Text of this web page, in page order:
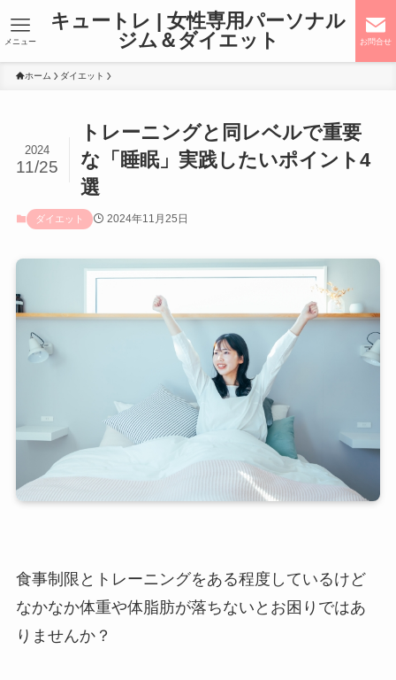
キュートレ | 女性専用パーソナル
ジム＆ダイエット
お問合せ
メニュー
ホーム ダイエット
トレーニングと同レベルで重要
な「睡眠」実践したいポイント4
選
2024
11/25
ダイエット 2024年11月25日
食事制限とトレーニングをある程度しているけど
なかなか体重や体脂肪が落ちないとお困りではあ
りませんか？